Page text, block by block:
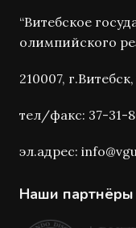
“Витебское
олимпийского
210007,
тел/факс: 37-31-
эл.адрес:
Наши партнёры